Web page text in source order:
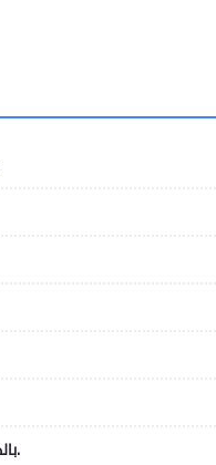
توصيل جهاز Apple بالكمبيوتر.